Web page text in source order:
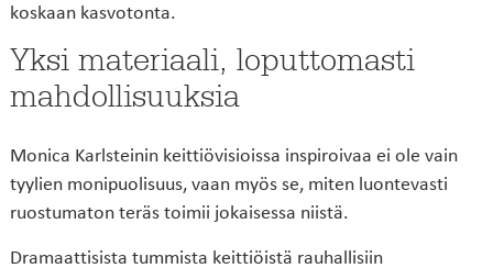
koskaan kasvotonta.
Yksi materiaali, loputtomasti
mahdollisuuksia
Monica Karlsteinin keittiövisioissa inspiroivaa ei ole vain
tyylien monipuolisuus, vaan myös se, miten luontevasti
ruostumaton teräs toimii jokaisessa niistä.
Dramaattisista tummista keittiöistä rauhallisiin